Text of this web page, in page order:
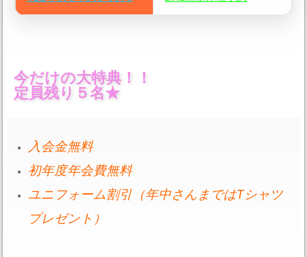
今だけの大特典！！
定員残り５名★
入会金無料
初年度年会費無料
ユニフォーム割引（年中さんまではTシャツ
プレゼント）